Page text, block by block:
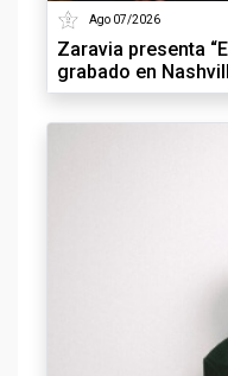
Ago 07/2026
Zaravia presenta
grabado en